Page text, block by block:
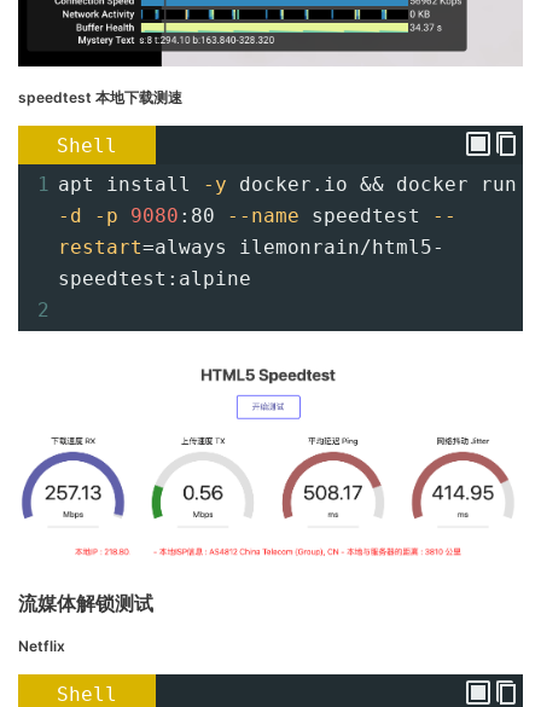
speedtest 本地下载测速
Shell
1 apt install -y
-d
-p 9080 :80 --name speedtest
--
restart=always ilemonrain/html5-
speedtest:alpine
2
流媒体解锁测试
Netflix
Shell